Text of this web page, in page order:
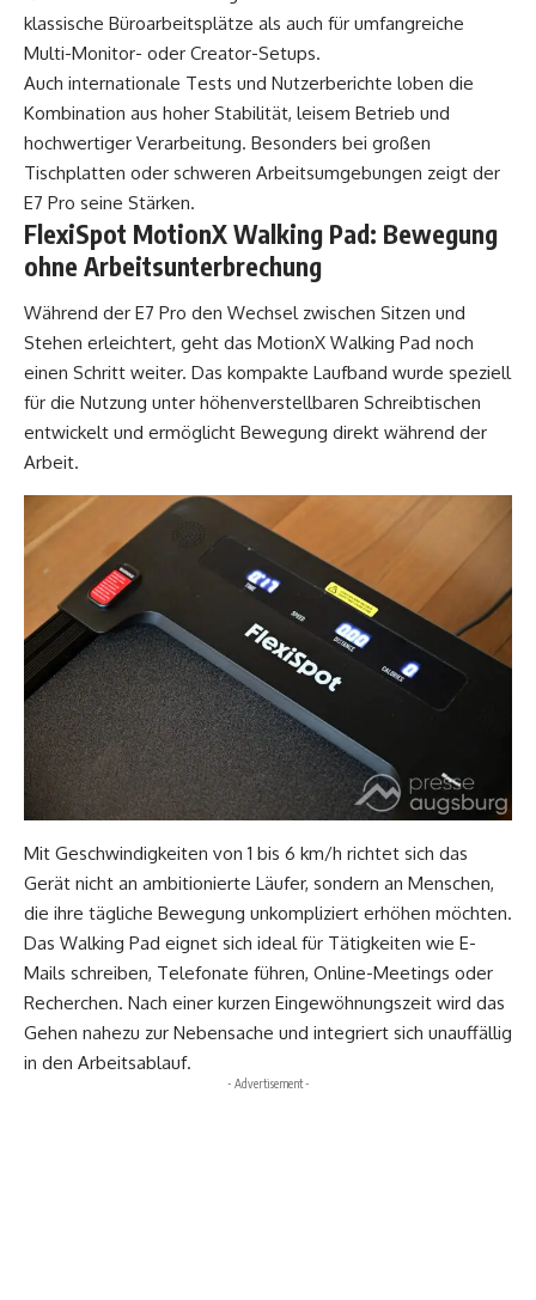
klassische Büroarbeitsplätze als auch für umfangreiche
Multi-Monitor- oder Creator-Setups.
Auch internationale Tests und Nutzerberichte loben die
Kombination aus hoher Stabilität, leisem Betrieb und
hochwertiger Verarbeitung. Besonders bei großen
Tischplatten oder schweren Arbeitsumgebungen zeigt der
E7 Pro seine Stärken.
FlexiSpot MotionX Walking Pad: Bewegung
ohne Arbeitsunterbrechung
Während der E7 Pro den Wechsel zwischen Sitzen und
Stehen erleichtert, geht das MotionX Walking Pad noch
einen Schritt weiter. Das kompakte Laufband wurde speziell
für die Nutzung unter höhenverstellbaren Schreibtischen
entwickelt und ermöglicht Bewegung direkt während der
Arbeit.
Mit Geschwindigkeiten von 1 bis 6 km/h richtet sich das
Gerät nicht an ambitionierte Läufer, sondern an Menschen,
die ihre tägliche Bewegung unkompliziert erhöhen möchten.
Das Walking Pad eignet sich ideal für Tätigkeiten wie E-
Mails schreiben, Telefonate führen, Online-Meetings oder
Recherchen. Nach einer kurzen Eingewöhnungszeit wird das
Gehen nahezu zur Nebensache und integriert sich unauffällig
in den Arbeitsablauf.
- Advertisement -